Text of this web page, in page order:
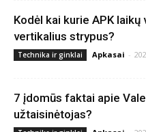
Kodėl kai kurie APK
vertikalius strypus?
Technika ir ginklai Apkasai -
7 įdomūs faktai apie
užtaisinėtojas?